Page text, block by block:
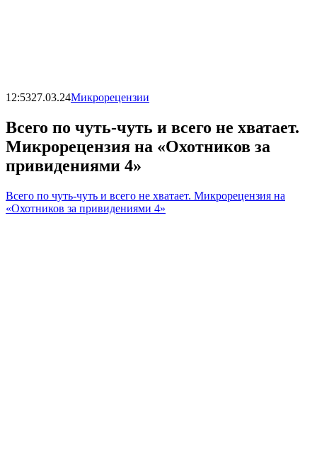
12:5327.03.24Микрорецензии
Всего по чуть-чуть и всего не хватает.
Микрорецензия на «Охотников за
привидениями 4»
Всего по чуть-чуть и всего не хватает. Микрорецензия на
«Охотников за привидениями 4»